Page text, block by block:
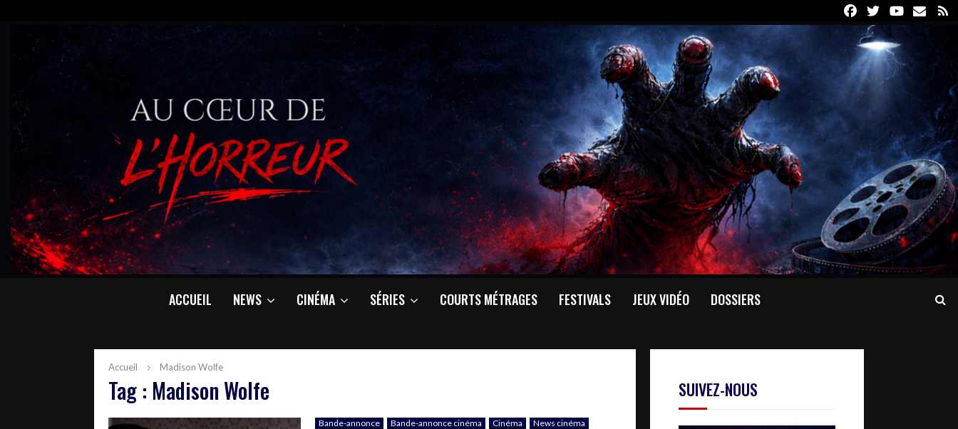
FacebookTwitterYoutube
Email
ACCUEIL NEWS CINÉMA SÉRIES COURTS MÉTRAGES FESTIVALS JEUX VIDÉO DOSSIERS
Accueil Madison Wolfe
Tag : Madison Wolfe
Bande-annonce Bande-annonce cinéma Cinéma News cinéma
SUIVEZ-NOUS